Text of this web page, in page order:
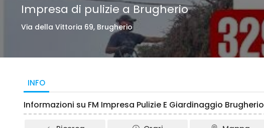
Impresa di pulizie a Brugherio
Via della Vittoria 69, Brugherio
INFO
Informazioni su FM Impresa Pulizie E Giardinaggio Brugherio